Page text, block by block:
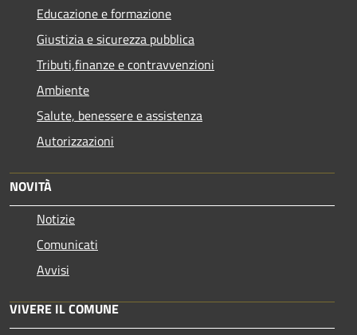
Educazione e formazione
Giustizia e sicurezza pubblica
Tributi,finanze e contravvenzioni
Ambiente
Salute, benessere e assistenza
Autorizzazioni
NOVITÀ
Notizie
Comunicati
Avvisi
VIVERE IL COMUNE